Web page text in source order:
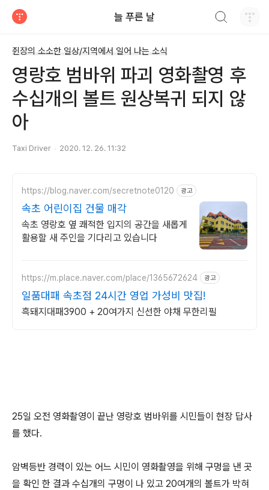
늘 푸른 날
쥔장의 소소한 일상/지역에서 일어 나는 소식
영랑호 범바위 파괴 영화촬영 후
수십개의 볼트 원상복귀 되지 않
아
Taxi Driver 2020. 12. 26. 11:32
https://blog.naver.com/secretnote0120 광고
속초 어린이집 건물 매각
속초 영랑호 옆 쾌적한 입지의 공간을 새롭게
활용할 새 주인을 기다리고 있습니다
https://m.place.naver.com/place/1365672624 광고
일품대패 속초점 24시간 영업 가성비 맛집!
흑돼지대패3900 + 20여가지 신선한 야채 무한리필
25일 오전 영화촬영이 끝난 영랑호 범바위를 시민들이 현장 답사
를 했다.
암벽등반 경력이 있는 어느 시민이 영화촬영을 위해 구멍을 낸 곳
을 확인 한 결과 수십개의 구멍이 나 있고 20여개의 볼트가 박혀